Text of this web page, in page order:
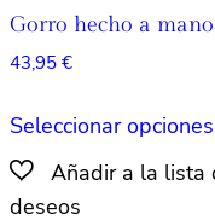
Gorro hecho a mano
43,95€
Seleccionar opciones